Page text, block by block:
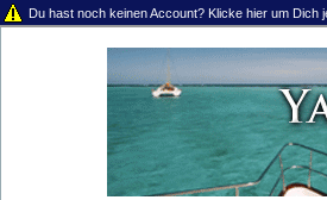
Du hast noch keinen Account? Klicke hier um Dich